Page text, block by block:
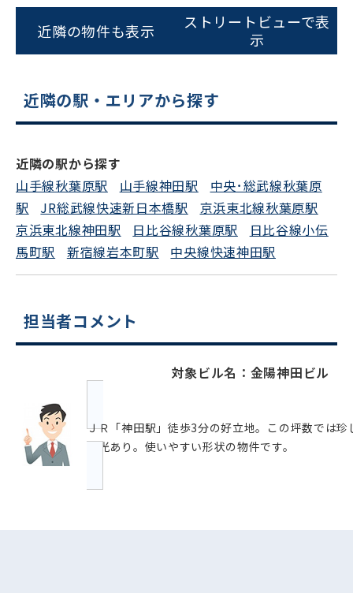
ビルコード： 172272
をお伝えいただくと
0120-620-213
電話でお問い合わせ
フォームでお問い合わせ
近隣の物件も表示
ストリートビューで表
示
近隣の駅・エリアから探す
近隣の駅から探す
山手線秋葉原駅
山手線神田駅
中央･総武線秋葉原
駅
JR総武線快速新日本橋駅
京浜東北線秋葉原駅
京浜東北線神田駅
日比谷線秋葉原駅
日比谷線小伝
馬町駅
新宿線岩本町駅 中央線快速神田駅
担当者コメント
対象ビル名：金陽神田ビル
ＪＲ「神田駅」徒歩3分の好立地。この坪数では
採光あり。使いやすい形状の物件です。